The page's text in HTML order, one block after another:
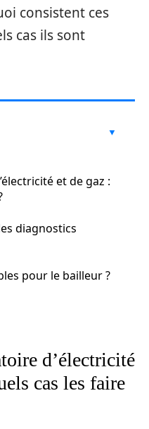
consistent ces
cas ils sont
et de gaz :
diagnostics
pour le bailleur ?
d’électricité
cas les faire